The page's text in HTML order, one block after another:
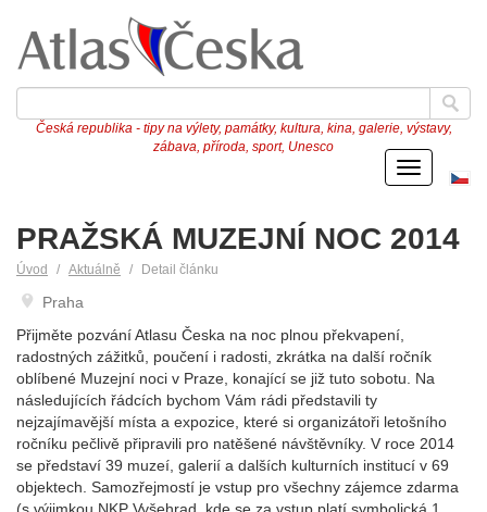
Česká republika - tipy na výlety, památky, kultura, kina, galerie, výstavy,
zábava, příroda, sport, Unesco
Menu
PRAŽSKÁ MUZEJNÍ NOC 2014
Úvod Aktuálně Detail článku
Praha
Přijměte pozvání Atlasu Česka na noc plnou překvapení,
radostných zážitků, poučení i radosti, zkrátka na další ročník
oblíbené Muzejní noci v Praze, konající se již tuto sobotu. Na
následujících řádcích bychom Vám rádi představili ty
nejzajímavější místa a expozice, které si organizátoři letošního
ročníku pečlivě připravili pro natěšené návštěvníky. V roce 2014
se představí 39 muzeí, galerií a dalších kulturních institucí v 69
objektech. Samozřejmostí je vstup pro všechny zájemce zdarma